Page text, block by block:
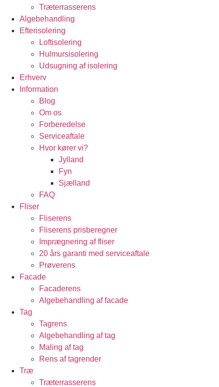
Træterrasserens
Algebehandling
Efterisolering
Loftisolering
Hulmursisolering
Udsugning af isolering
Erhverv
Information
Blog
Om os
Forberedelse
Serviceaftale
Hvor kører vi?
Jylland
Fyn
Sjælland
FAQ
Fliser
Fliserens
Fliserens prisberegner
Imprægnering af fliser
20 års garanti med serviceaftale
Prøverens
Facade
Facaderens
Algebehandling af facade
Tag
Tagrens
Algebehandling af tag
Maling af tag
Rens af tagrender
Træ
Træterrasserens